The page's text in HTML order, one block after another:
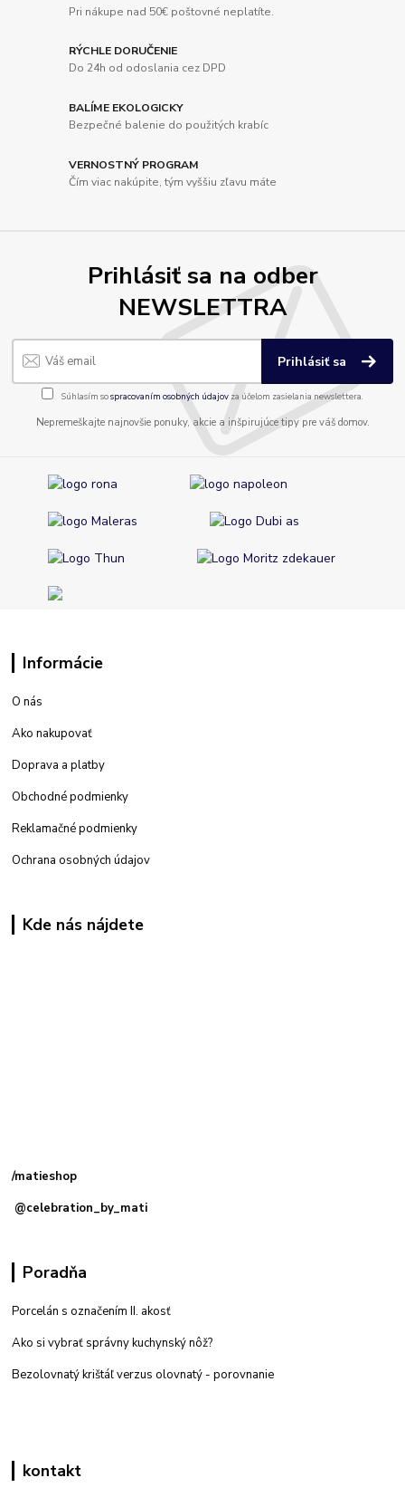
Pri nákupe nad 50€ poštovné neplatíte.
RÝCHLE DORUČENIE
Do 24h od odoslania cez DPD
BALÍME EKOLOGICKY
Bezpečné balenie do použitých krabíc
VERNOSTNÝ PROGRAM
Čím viac nakúpite, tým vyššiu zľavu máte
Prihlásiť sa na odber
NEWSLETTRA
Prihlásiť sa
Súhlasím sospracovaním osobných údajov za účelom zasielania newslettera.
Nepremeškajte najnovšie ponuky, akcie a inšpirujúce tipy pre váš domov.
Informácie
O nás
Ako nakupovať
Doprava a platby
Obchodné podmienky
Reklamačné podmienky
Ochrana osobných údajov
Kde nás nájdete
/matieshop
@celebration_by_mati
Poradňa
Porcelán s označením II. akosť
Ako si vybrať správny kuchynský nôž?
Bezolovnatý krištáľ verzus olovnatý - porovnanie
kontakt